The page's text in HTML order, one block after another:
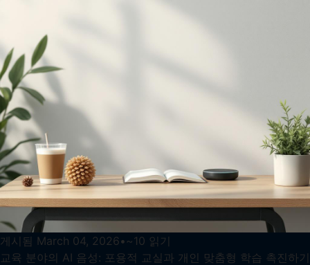
게시됨 March 04, 2026• ~10 읽기
교육 분야의 AI 음성: 포용적 교실과 개인 맞춤형 학습 촉진하기